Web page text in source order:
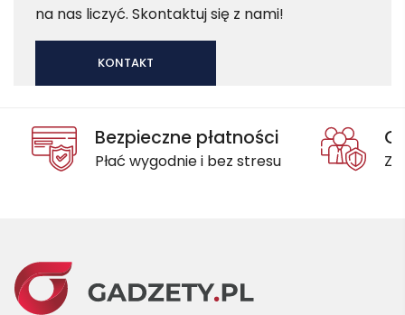
na nas liczyć. Skontaktuj się z nami!
KONTAKT
Bezpieczne płatności
Płać wygodnie i bez stresu